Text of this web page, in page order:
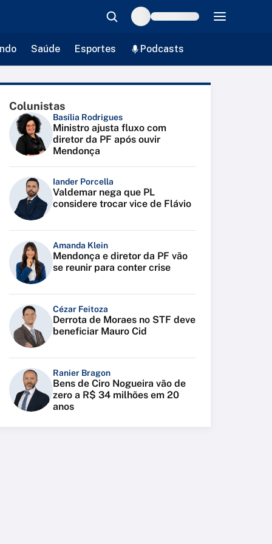
Saúde Esportes Podcasts
Colunistas
Basília Rodrigues
Ministro ajusta fluxo com
diretor da PF após ouvir
Mendonça
Iander Porcella
Valdemar nega que PL
considere trocar vice de Flávio
Amanda Klein
Mendonça e diretor da PF vão
se reunir para conter crise
Cézar Feitoza
Derrota de Moraes no STF deve
beneficiar Mauro Cid
Ranier Bragon
Bens de Ciro Nogueira vão de
zero a R$ 34 milhões em 20
anos